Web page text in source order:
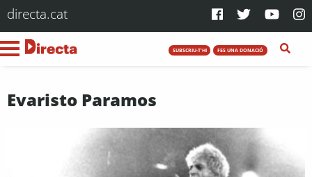
directa.cat
SUBSCRIU-T'HI FES UNA DONACIÓ
Evaristo Paramos